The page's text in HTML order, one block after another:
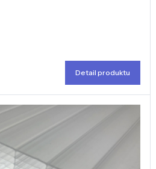
Detail produktu